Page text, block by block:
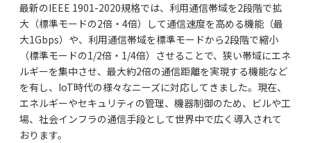
最新のIEEE 1901-2020規格では、利用通信帯域を2段階で拡
大（標準モードの2倍・4倍）して通信速度を高める機能（最
大1Gbps）や、利用通信帯域を標準モードから2段階で縮小
（標準モードの1/2倍・1/4倍）させることで、狭い帯域にエネ
ルギーを集中させ、最大約2倍の通信距離を実現する機能など
を有し、IoT時代の様々なニーズに対応してきました。現在、
エネルギーやセキュリティの管理、機器制御のため、ビルや工
場、社会インフラの通信手段として世界中で広く導入されて
おります。